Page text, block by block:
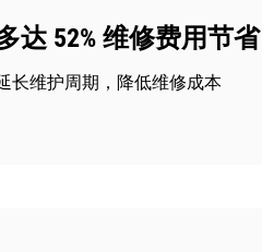
达 52% 维修费用节省
长维护周期，降低维修成本